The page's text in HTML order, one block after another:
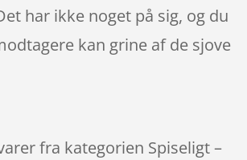
har ikke noget på sig, og du
kan grine af de sjove
fra kategorien Spiseligt –